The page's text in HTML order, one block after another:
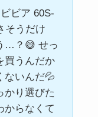
ビア 60S-
そうだけ
…？😅 せっ
買うんだか
ないんだ💦
かり選びた
からなくて